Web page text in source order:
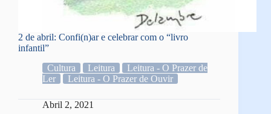
2 de abril: Confi(n)ar e celebrar com o “livro
infantil”
Cultura
Leitura
Leitura - O Prazer de
Ler
Leitura - O Prazer de Ouvir
Abril 2, 2021